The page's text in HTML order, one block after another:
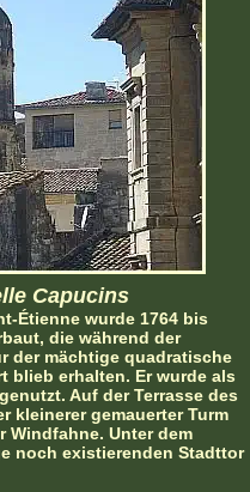
Capucins
Étienne wurde 1764 bis
die während der
der mächtige quadratische
blieb erhalten. Er wurde als
Auf der Terrasse des
kleinerer gemauerter Turm
Windfahne. Unter dem
noch existierenden Stadttor